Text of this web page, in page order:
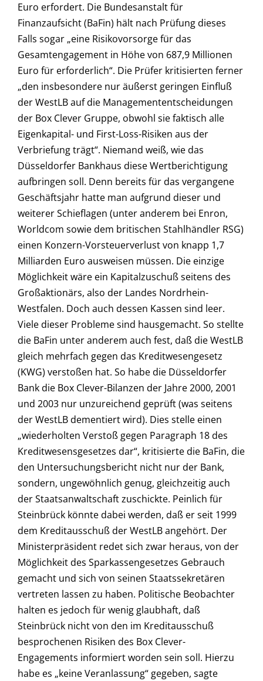
Euro erfordert. Die Bundesanstalt für
Finanzaufsicht (BaFin) hält nach Prüfung dieses
Falls sogar „eine Risikovorsorge für das
Gesamtengagement in Höhe von 687,9 Millionen
Euro für erforderlich“. Die Prüfer kritisierten ferner
„den insbesondere nur äußerst geringen Einfluß
der WestLB auf die Managemententscheidungen
der Box Clever Gruppe, obwohl sie faktisch alle
Eigenkapital- und First-Loss-Risiken aus der
Verbriefung trägt“. Niemand weiß, wie das
Düsseldorfer Bankhaus diese Wertberichtigung
aufbringen soll. Denn bereits für das vergangene
Geschäftsjahr hatte man aufgrund dieser und
weiterer Schieflagen (unter anderem bei Enron,
Worldcom sowie dem britischen Stahlhändler RSG)
einen Konzern-Vorsteuerverlust von knapp 1,7
Milliarden Euro ausweisen müssen. Die einzige
Möglichkeit wäre ein Kapitalzuschuß seitens des
Großaktionärs, also der Landes Nordrhein-
Westfalen. Doch auch dessen Kassen sind leer.
Viele dieser Probleme sind hausgemacht. So stellte
die BaFin unter anderem auch fest, daß die WestLB
gleich mehrfach gegen das Kreditwesengesetz
(KWG) verstoßen hat. So habe die Düsseldorfer
Bank die Box Clever-Bilanzen der Jahre 2000, 2001
und 2003 nur unzureichend geprüft (was seitens
der WestLB dementiert wird). Dies stelle einen
„wiederholten Verstoß gegen Paragraph 18 des
Kreditwesensgesetzes dar“, kritisierte die BaFin, die
den Untersuchungsbericht nicht nur der Bank,
sondern, ungewöhnlich genug, gleichzeitig auch
der Staatsanwaltschaft zuschickte. Peinlich für
Steinbrück könnte dabei werden, daß er seit 1999
dem Kreditausschuß der WestLB angehört. Der
Ministerpräsident redet sich zwar heraus, von der
Möglichkeit des Sparkassengesetzes Gebrauch
gemacht und sich von seinen Staatssekretären
vertreten lassen zu haben. Politische Beobachter
halten es jedoch für wenig glaubhaft, daß
Steinbrück nicht von den im Kreditausschuß
besprochenen Risiken des Box Clever-
Engagements informiert worden sein soll. Hierzu
habe es „keine Veranlassung“ gegeben, sagte